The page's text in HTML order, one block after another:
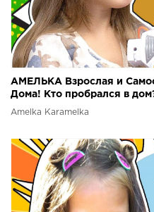
АМЕЛЬКА Взрослая и
Дома! Кто пробрался в
Amelka Karamelka